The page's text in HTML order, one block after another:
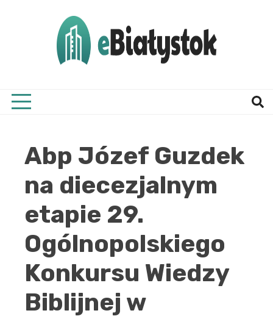
Abp Józef Guzdek
na diecezjalnym
etapie 29.
Ogólnopolskiego
Konkursu Wiedzy
Biblijnej w